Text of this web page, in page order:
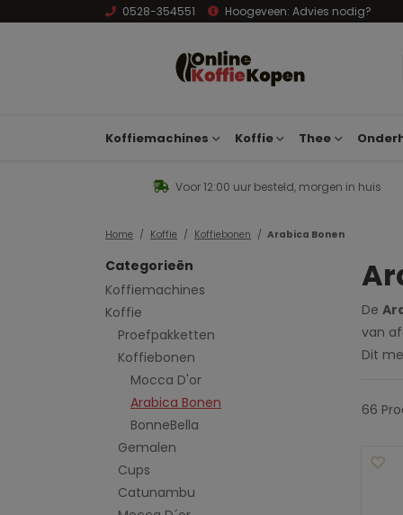
0528-354551 Hoogeveen: Advies nodig?
Koffiemachines Koffie Thee
Voor 12:00 uur besteld, morgen in huis
Home Koffie Koffiebonen Arabica Bonen
De
van
Dit
66
Categorieën
Koffiemachines
Koffie
Proefpakketten
Koffiebonen
Mocca D'or
Arabica Bonen
BonneBella
Gemalen
Cups
Catunambu